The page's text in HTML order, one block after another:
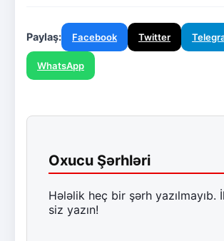
Paylaş: Facebook Twitter
WhatsApp
Oxucu Şərhləri
Hələlik heç bir şərh yazılmayıb.
siz yazın!